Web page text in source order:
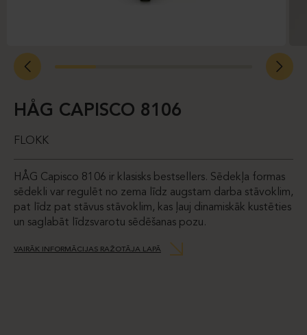
HÅG CAPISCO 8106
FLOKK
HÅG Capisco 8106 ir klasisks bestsellers. Sēdekļa formas
sēdekli var regulēt no zema līdz augstam darba stāvoklim,
pat līdz pat stāvus stāvoklim, kas ļauj dinamiskāk kustēties
un saglabāt līdzsvarotu sēdēšanas pozu.
VAIRĀK INFORMĀCIJAS RAŽOTĀJA LAPĀ